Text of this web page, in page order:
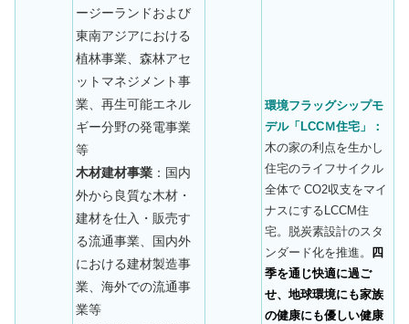
ージーランドおよび
東南アジアにおける
植林事業、森林アセ
ットマネジメント事
業、再生可能エネル
ギー分野の発電事業
等
木材建材事業 ：国内
外から良質な木材・
建材を仕入・販売す
る流通事業、国内外
における建材製造事
業、海外での流通事
業等
環境フラッグシップモ
デル「LCCＭ住宅」：
木の家の利点を生かし
住宅のライフサイクル
全体で CO2収支をマイ
ナスにするLCCM住
宅。脱炭素設計のスタ
ンダード化を推進。
四
季を通じ快適に過ご
せ、地球環境にも家族
の健康にも優しい健康